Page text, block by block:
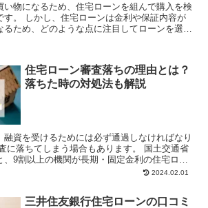
い物になるため、住宅ローンを組んで購入を検
す。 しかし、住宅ローンは金利や保証内容が
ため、どのような点に注目してローンを選べ
住宅ローン審査落ちの理由とは？
落ちた時の対処法も解説
資を受けるためには必ず通過しなければなり
に落ちてしまう場合もあります。 国土交通省
、9割以上の機関が長期・固定金利の住宅ロー
、完済時年齢や健康状態、担保評価...2024.02.01
三井住友銀行住宅ローンの口コミ